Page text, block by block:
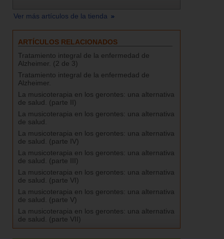
Ver más artículos de la tienda
ARTÍCULOS RELACIONADOS
Tratamiento integral de la enfermedad de
Alzheimer. (2 de 3)
Tratamiento integral de la enfermedad de
Alzheimer.
La musicoterapia en los gerontes: una alternativa
de salud. (parte II)
La musicoterapia en los gerontes: una alternativa
de salud.
La musicoterapia en los gerontes: una alternativa
de salud. (parte IV)
La musicoterapia en los gerontes: una alternativa
de salud. (parte III)
La musicoterapia en los gerontes: una alternativa
de salud. (parte VI)
La musicoterapia en los gerontes: una alternativa
de salud. (parte V)
La musicoterapia en los gerontes: una alternativa
de salud. (parte VII)